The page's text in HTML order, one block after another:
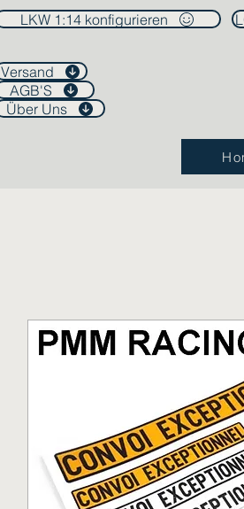
LKW 1:14 konfigurieren
Versand
AGB'S
Über Uns